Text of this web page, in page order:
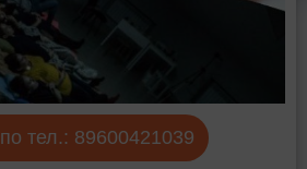
тел.: 89600421039